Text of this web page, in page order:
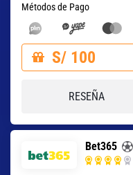
Métodos de Pago
S/ 100
RESEÑA
Bet365